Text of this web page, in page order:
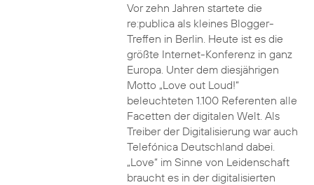
Vor zehn Jahren startete die
re:publica als kleines Blogger-
Treffen in Berlin. Heute ist es die
größte Internet-Konferenz in ganz
Europa. Unter dem diesjährigen
Motto „Love out Loud!“
beleuchteten 1.100 Referenten alle
Facetten der digitalen Welt. Als
Treiber der Digitalisierung war auch
Telefónica Deutschland dabei.
„Love“ im Sinne von Leidenschaft
braucht es in der digitalisierten